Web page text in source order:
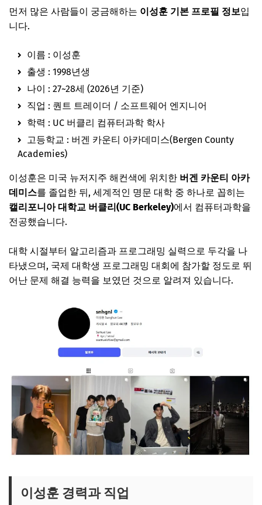
먼저 많은 사람들이 궁금해하는 이성훈 기본 프로필 정보입
니다.
이름 : 이성훈
출생 : 1998년생
나이 : 27~28세 (2026년 기준)
직업 : 퀀트 트레이더 / 소프트웨어 엔지니어
학력 : UC 버클리 컴퓨터과학 학사
고등학교 : 버겐 카운티 아카데미스(Bergen County
Academies)
이성훈은 미국 뉴저지주 해컨색에 위치한 버겐 카운티 아카
데미스를 졸업한 뒤, 세계적인 명문 대학 중 하나로 꼽히는
캘리포니아 대학교 버클리(UC Berkeley)에서 컴퓨터과학을
전공했습니다.
대학 시절부터 알고리즘과 프로그래밍 실력으로 두각을 나
타냈으며, 국제 대학생 프로그래밍 대회에 참가할 정도로 뛰
어난 문제 해결 능력을 보였던 것으로 알려져 있습니다.
이성훈 경력과 직업